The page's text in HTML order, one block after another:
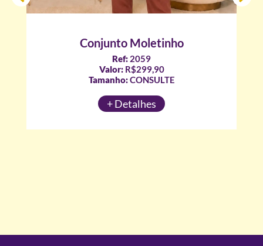
Conjunto Moletinho
Ref: 2059
Valor:R$299,90
Tamanho:CONSULTE
+ Detalhes